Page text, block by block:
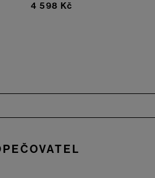
4 598 Kč